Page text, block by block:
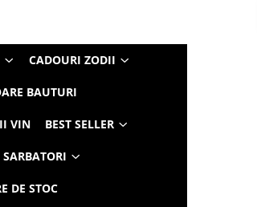
CADOURI ZODII
BAUTURI
VIN BEST SELLER
DE STOC